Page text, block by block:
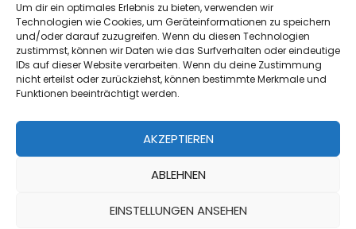
Um dir ein optimales Erlebnis zu bieten, verwenden wir
Technologien wie Cookies, um Geräteinformationen zu speichern
und/oder darauf zuzugreifen. Wenn du diesen Technologien
zustimmst, können wir Daten wie das Surfverhalten oder eindeutige
IDs auf dieser Website verarbeiten. Wenn du deine Zustimmung
nicht erteilst oder zurückziehst, können bestimmte Merkmale und
Funktionen beeinträchtigt werden.
AKZEPTIEREN
ABLEHNEN
EINSTELLUNGEN ANSEHEN
E-Mail:sportverein@tus-hohnstorf.de
Geschäftsstelle
Öffnungszeiten:Donnerstag 14.00 - 16.30 Uhr oder
Telefon:+49 (0)162-7652353